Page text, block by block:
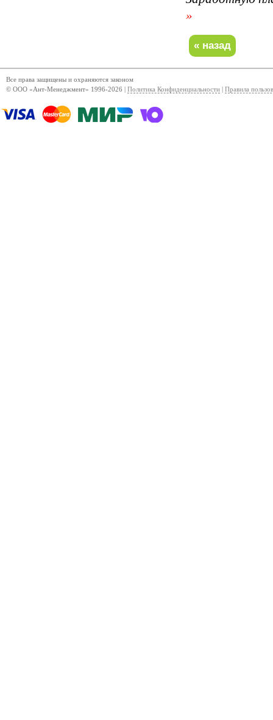
»
Все права защищены и охраняются законом
© ООО «Ант-Менеджмент» 1996-2026 | Политика Конфиденциальности Правила